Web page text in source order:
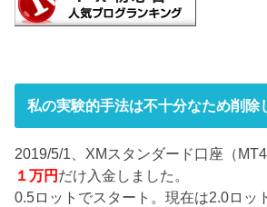
私の実験的手法は不十分なため削除
2019/5/1、XMスタンダード口座（
１万円 だけ入金しました。
0.5ロットでスタート。現在は2.0ロッ